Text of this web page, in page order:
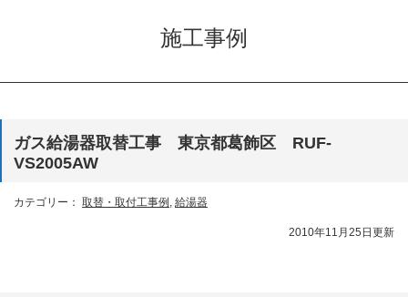
施工事例
ガス給湯器取替工事 東京都葛飾区 RUF-
VS2005AW
カテゴリー： 取替・取付工事例 , 給湯器
2010年11月25日更新